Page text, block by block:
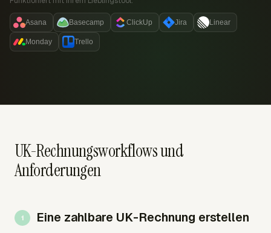
Asana Basecamp ClickUp Jira Linear
Monday Trello
UK-Rechnungsworkflows und
Anforderungen
Eine zahlbare UK-Rechnung erstellen